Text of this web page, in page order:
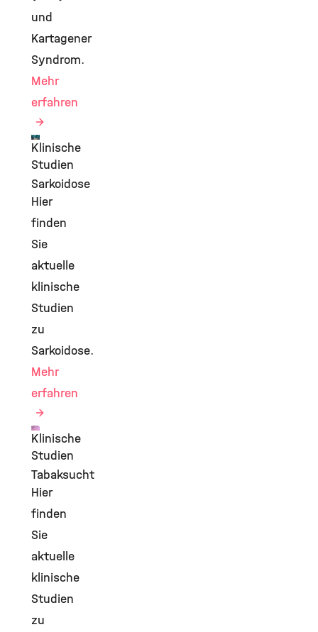
©
und
Kartagener
Syndrom.
Mehr
erfahren
©
Klinische
Studien
Sarkoidose
Hier
finden
Sie
aktuelle
klinische
Studien
zu
Sarkoidose.
Mehr
erfahren
Klinische
Studien
Tabaksucht
Hier
finden
Sie
aktuelle
klinische
Studien
zu